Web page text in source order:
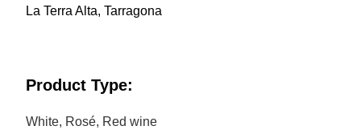
La Terra Alta, Tarragona
Product Type:
White, Rosé, Red wine